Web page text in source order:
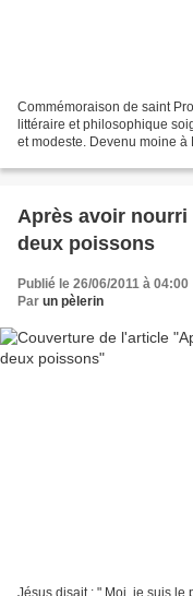
Commémoraison de saint
littéraire et philosophique
et modeste. Devenu moine
Après avoir
deux poissons
Publié le 26/06/2011 à 04:00
Par un pèlerin
Jésus disait : " Moi, je suis le